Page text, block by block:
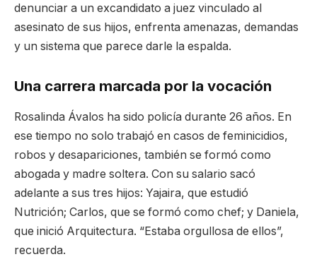
denunciar a un excandidato a juez vinculado al
asesinato de sus hijos, enfrenta amenazas, demandas
y un sistema que parece darle la espalda.
Una carrera marcada por la vocación
Rosalinda Ávalos ha sido policía durante 26 años. En
ese tiempo no solo trabajó en casos de feminicidios,
robos y desapariciones, también se formó como
abogada y madre soltera. Con su salario sacó
adelante a sus tres hijos: Yajaira, que estudió
Nutrición; Carlos, que se formó como chef; y Daniela,
que inició Arquitectura. “Estaba orgullosa de ellos”,
recuerda.